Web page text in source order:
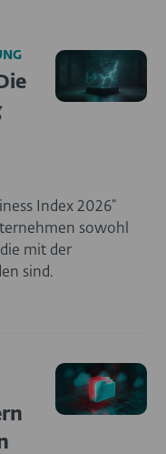
Index 2026“
sowohl
mit der
sind.